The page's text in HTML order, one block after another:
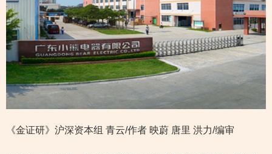
《金证研》沪深资本组 青云/作者 映蔚 唐里 洪力/编审